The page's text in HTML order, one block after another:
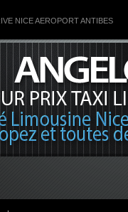
NICE AEROPORT ANTIBES